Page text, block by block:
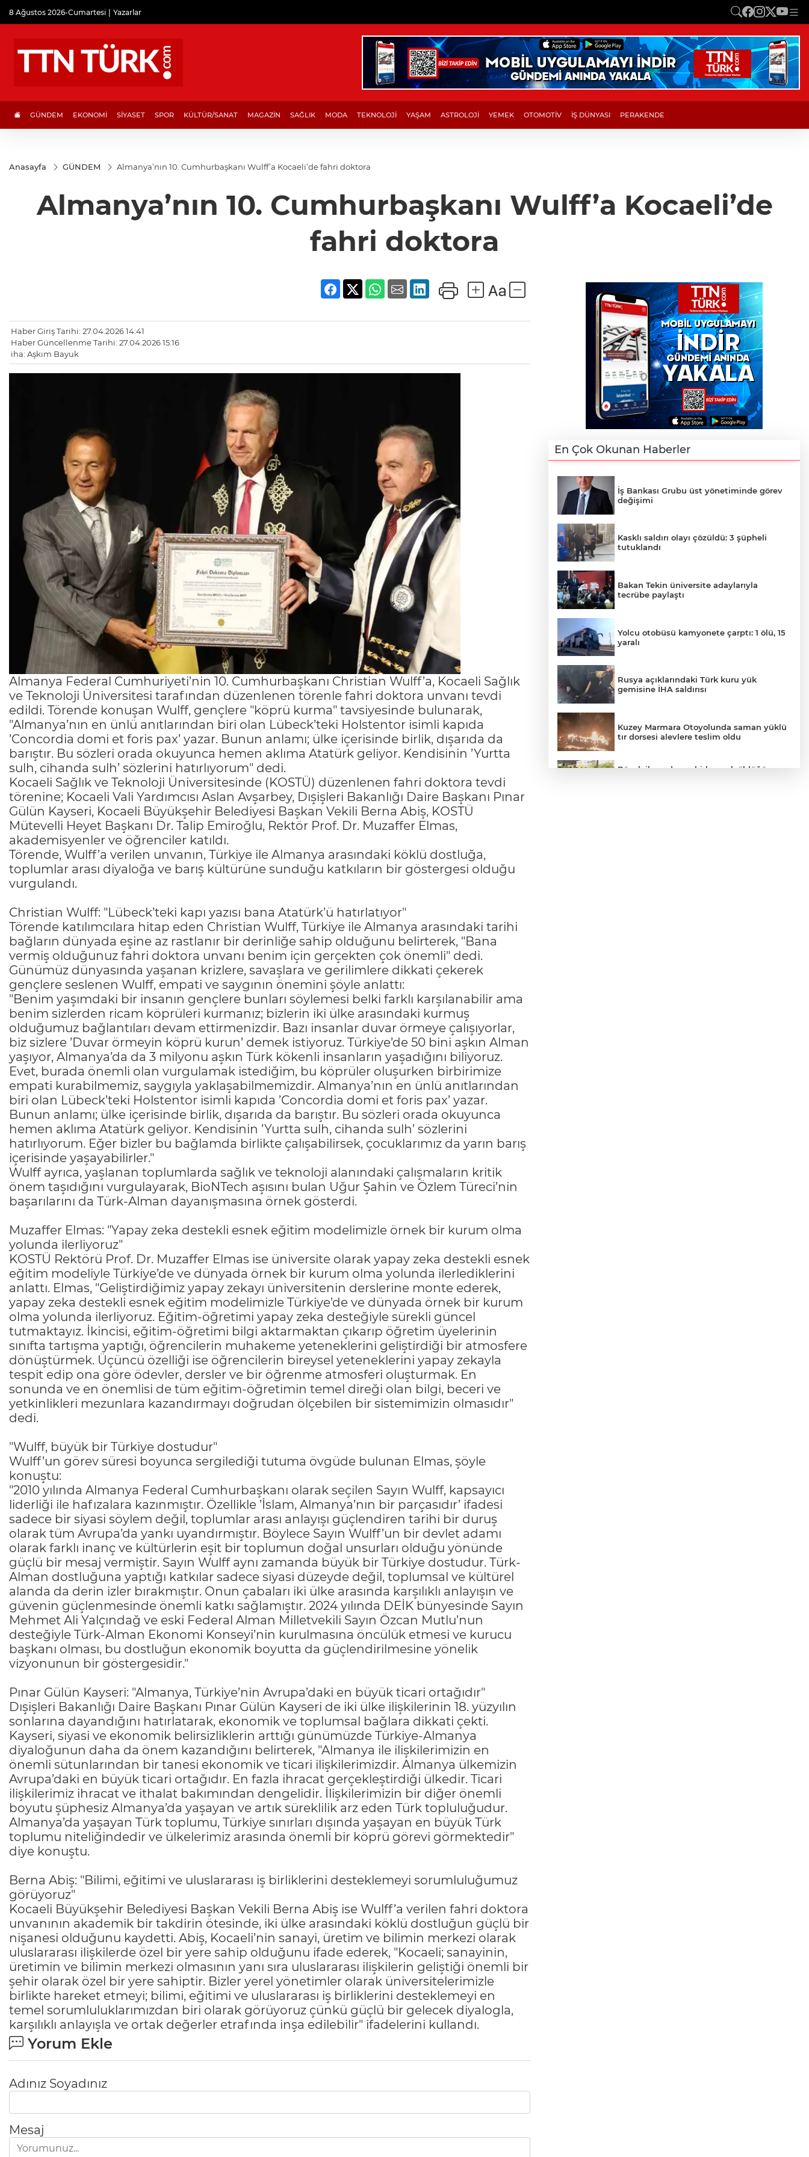
8 Ağustos 2026-Cumartesi Yazarlar
GÜNDEM EKONOMİ SİYASET SPOR KÜLTÜR/SANAT MAGAZİN SAĞLIK MODA TEKNOLOJİ YAŞAM ASTROLOJİ YEMEK OTOMOTİV İŞ DÜNYASI PERAKENDE
Anasayfa GÜNDEM Almanya’nın 10. Cumhurbaşkanı Wulff’a Kocaeli’de fahri doktora
Almanya’nın 10. Cumhurbaşkanı Wulff’a Kocaeli’de
fahri doktora
Haber Giriş Tarihi: 27.04.2026 14:41
Haber Güncellenme Tarihi: 27.04.2026 15:16
iha: Aşkım Bayuk
Almanya Federal Cumhuriyeti’nin 10. Cumhurbaşkanı Christian Wulff’a, Kocaeli Sağlık
ve Teknoloji Üniversitesi tarafından düzenlenen törenle fahri doktora unvanı tevdi
edildi. Törende konuşan Wulff, gençlere "köprü kurma" tavsiyesinde bulunarak,
"Almanya’nın en ünlü anıtlarından biri olan Lübeck’teki Holstentor isimli kapıda
’Concordia domi et foris pax’ yazar. Bunun anlamı; ülke içerisinde birlik, dışarıda da
barıştır. Bu sözleri orada okuyunca hemen aklıma Atatürk geliyor. Kendisinin ’Yurtta
sulh, cihanda sulh’ sözlerini hatırlıyorum" dedi.
Kocaeli Sağlık ve Teknoloji Üniversitesinde (KOSTÜ) düzenlenen fahri doktora tevdi
törenine; Kocaeli Vali Yardımcısı Aslan Avşarbey, Dışişleri Bakanlığı Daire Başkanı Pınar
Gülün Kayseri, Kocaeli Büyükşehir Belediyesi Başkan Vekili Berna Abiş, KOSTÜ
Mütevelli Heyet Başkanı Dr. Talip Emiroğlu, Rektör Prof. Dr. Muzaffer Elmas,
akademisyenler ve öğrenciler katıldı.
Törende, Wulff’a verilen unvanın, Türkiye ile Almanya arasındaki köklü dostluğa,
toplumlar arası diyaloğa ve barış kültürüne sunduğu katkıların bir göstergesi olduğu
vurgulandı.
Christian Wulff: "Lübeck’teki kapı yazısı bana Atatürk’ü hatırlatıyor"
Törende katılımcılara hitap eden Christian Wulff, Türkiye ile Almanya arasındaki tarihi
bağların dünyada eşine az rastlanır bir derinliğe sahip olduğunu belirterek, "Bana
vermiş olduğunuz fahri doktora unvanı benim için gerçekten çok önemli" dedi.
Günümüz dünyasında yaşanan krizlere, savaşlara ve gerilimlere dikkati çekerek
gençlere seslenen Wulff, empati ve saygının önemini şöyle anlattı:
"Benim yaşımdaki bir insanın gençlere bunları söylemesi belki farklı karşılanabilir ama
benim sizlerden ricam köprüleri kurmanız; bizlerin iki ülke arasındaki kurmuş
olduğumuz bağlantıları devam ettirmenizdir. Bazı insanlar duvar örmeye çalışıyorlar,
biz sizlere ’Duvar örmeyin köprü kurun’ demek istiyoruz. Türkiye’de 50 bini aşkın Alman
yaşıyor, Almanya’da da 3 milyonu aşkın Türk kökenli insanların yaşadığını biliyoruz.
Evet, burada önemli olan vurgulamak istediğim, bu köprüler oluşurken birbirimize
empati kurabilmemiz, saygıyla yaklaşabilmemizdir. Almanya’nın en ünlü anıtlarından
biri olan Lübeck’teki Holstentor isimli kapıda ’Concordia domi et foris pax’ yazar.
Bunun anlamı; ülke içerisinde birlik, dışarıda da barıştır. Bu sözleri orada okuyunca
hemen aklıma Atatürk geliyor. Kendisinin ’Yurtta sulh, cihanda sulh’ sözlerini
hatırlıyorum. Eğer bizler bu bağlamda birlikte çalışabilirsek, çocuklarımız da yarın barış
içerisinde yaşayabilirler."
Wulff ayrıca, yaşlanan toplumlarda sağlık ve teknoloji alanındaki çalışmaların kritik
önem taşıdığını vurgulayarak, BioNTech aşısını bulan Uğur Şahin ve Özlem Türeci’nin
başarılarını da Türk-Alman dayanışmasına örnek gösterdi.
Muzaffer Elmas: "Yapay zeka destekli esnek eğitim modelimizle örnek bir kurum olma
yolunda ilerliyoruz"
KOSTÜ Rektörü Prof. Dr. Muzaffer Elmas ise üniversite olarak yapay zeka destekli esnek
eğitim modeliyle Türkiye’de ve dünyada örnek bir kurum olma yolunda ilerlediklerini
anlattı. Elmas, "Geliştirdiğimiz yapay zekayı üniversitenin derslerine monte ederek,
yapay zeka destekli esnek eğitim modelimizle Türkiye’de ve dünyada örnek bir kurum
olma yolunda ilerliyoruz. Eğitim-öğretimi yapay zeka desteğiyle sürekli güncel
tutmaktayız. İkincisi, eğitim-öğretimi bilgi aktarmaktan çıkarıp öğretim üyelerinin
sınıfta tartışma yaptığı, öğrencilerin muhakeme yeteneklerini geliştirdiği bir atmosfere
dönüştürmek. Üçüncü özelliği ise öğrencilerin bireysel yeteneklerini yapay zekayla
tespit edip ona göre ödevler, dersler ve bir öğrenme atmosferi oluşturmak. En
sonunda ve en önemlisi de tüm eğitim-öğretimin temel direği olan bilgi, beceri ve
yetkinlikleri mezunlara kazandırmayı doğrudan ölçebilen bir sistemimizin olmasıdır"
dedi.
"Wulff, büyük bir Türkiye dostudur"
Wulff’un görev süresi boyunca sergilediği tutuma övgüde bulunan Elmas, şöyle
konuştu:
"2010 yılında Almanya Federal Cumhurbaşkanı olarak seçilen Sayın Wulff, kapsayıcı
liderliği ile hafızalara kazınmıştır. Özellikle ’İslam, Almanya’nın bir parçasıdır’ ifadesi
sadece bir siyasi söylem değil, toplumlar arası anlayışı güçlendiren tarihi bir duruş
olarak tüm Avrupa’da yankı uyandırmıştır. Böylece Sayın Wulff’un bir devlet adamı
olarak farklı inanç ve kültürlerin eşit bir toplumun doğal unsurları olduğu yönünde
güçlü bir mesaj vermiştir. Sayın Wulff aynı zamanda büyük bir Türkiye dostudur. Türk-
Alman dostluğuna yaptığı katkılar sadece siyasi düzeyde değil, toplumsal ve kültürel
alanda da derin izler bırakmıştır. Onun çabaları iki ülke arasında karşılıklı anlayışın ve
güvenin güçlenmesinde önemli katkı sağlamıştır. 2024 yılında DEİK bünyesinde Sayın
Mehmet Ali Yalçındağ ve eski Federal Alman Milletvekili Sayın Özcan Mutlu’nun
desteğiyle Türk-Alman Ekonomi Konseyi’nin kurulmasına öncülük etmesi ve kurucu
başkanı olması, bu dostluğun ekonomik boyutta da güçlendirilmesine yönelik
vizyonunun bir göstergesidir."
Pınar Gülün Kayseri: "Almanya, Türkiye’nin Avrupa’daki en büyük ticari ortağıdır"
Dışişleri Bakanlığı Daire Başkanı Pınar Gülün Kayseri de iki ülke ilişkilerinin 18. yüzyılın
sonlarına dayandığını hatırlatarak, ekonomik ve toplumsal bağlara dikkati çekti.
Kayseri, siyasi ve ekonomik belirsizliklerin arttığı günümüzde Türkiye-Almanya
diyaloğunun daha da önem kazandığını belirterek, "Almanya ile ilişkilerimizin en
önemli sütunlarından bir tanesi ekonomik ve ticari ilişkilerimizdir. Almanya ülkemizin
Avrupa’daki en büyük ticari ortağıdır. En fazla ihracat gerçekleştirdiği ülkedir. Ticari
ilişkilerimiz ihracat ve ithalat bakımından dengelidir. İlişkilerimizin bir diğer önemli
boyutu şüphesiz Almanya’da yaşayan ve artık süreklilik arz eden Türk topluluğudur.
Almanya’da yaşayan Türk toplumu, Türkiye sınırları dışında yaşayan en büyük Türk
toplumu niteliğindedir ve ülkelerimiz arasında önemli bir köprü görevi görmektedir"
diye konuştu.
Berna Abiş: "Bilimi, eğitimi ve uluslararası iş birliklerini desteklemeyi sorumluluğumuz
görüyoruz"
Kocaeli Büyükşehir Belediyesi Başkan Vekili Berna Abiş ise Wulff’a verilen fahri doktora
unvanının akademik bir takdirin ötesinde, iki ülke arasındaki köklü dostluğun güçlü bir
nişanesi olduğunu kaydetti. Abiş, Kocaeli’nin sanayi, üretim ve bilimin merkezi olarak
uluslararası ilişkilerde özel bir yere sahip olduğunu ifade ederek, "Kocaeli; sanayinin,
üretimin ve bilimin merkezi olmasının yanı sıra uluslararası ilişkilerin geliştiği önemli bir
şehir olarak özel bir yere sahiptir. Bizler yerel yönetimler olarak üniversitelerimizle
birlikte hareket etmeyi; bilimi, eğitimi ve uluslararası iş birliklerini desteklemeyi en
temel sorumluluklarımızdan biri olarak görüyoruz çünkü güçlü bir gelecek diyalogla,
karşılıklı anlayışla ve ortak değerler etrafında inşa edilebilir" ifadelerini kullandı.
Yorum Ekle
Adınız Soyadınız
Mesaj
En Çok Okunan Haberler
İş Bankası Grubu üst yönetiminde görev
değişimi
Kasklı saldırı olayı çözüldü: 3 şüpheli
tutuklandı
Bakan Tekin üniversite adaylarıyla
tecrübe paylaştı
Yolcu otobüsü kamyonete çarptı: 1 ölü, 15
yaralı
Rusya açıklarındaki Türk kuru yük
gemisine İHA saldırısı
Kuzey Marmara Otoyolunda saman yüklü
tır dorsesi alevlere teslim oldu
Böcek ilacından zehirlenerek öldüğü